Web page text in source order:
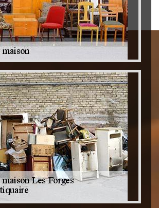
Achat antiquité 79